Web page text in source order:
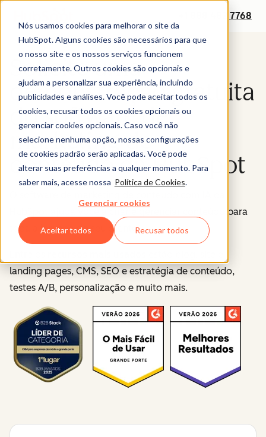
Nós usamos cookies para melhorar o site da
HubSpot. Alguns cookies são necessários para que
o nosso site e os nossos serviços funcionem
corretamente. Outros cookies são opcionais e
ajudam a personalizar sua experiência, incluindo
publicidades e análises. Você pode aceitar todos os
cookies, recusar todos os cookies opcionais ou
gerenciar cookies opcionais. Caso você não
selecione nenhuma opção, nossas configurações
de cookies padrão serão aplicadas. Você pode
alterar suas preferências a qualquer momento. Para
saber mais, acesse nossa Política de Cookies.
Gerenciar cookies
Aceitar todos Recusar todos
+1 888 482 7768
Solicite uma
demonstração gratuita
do software de
marketing de
conteúdo da HubSpot
HubSpot ajuda você a criar e gerenciar conteúdo para
toda a jornada do seu cliente.
landing pages, CMS, SEO e estratégia de conteúdo,
testes A/B, personalização e muito mais.